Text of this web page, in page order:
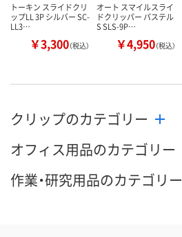
トーキン スライドクリ
ップLL 3P シルバー SC-
LL3…
￥3,300（税込）
オート スマイルスライ
ドクリッパー パステル
S SLS-9P…
￥4,950（税込）
クリップのカテゴリー
オフィス用品のカテゴリー
作業・研究用品のカテゴリー